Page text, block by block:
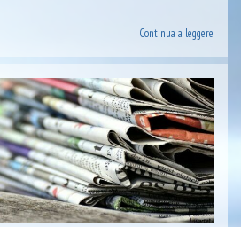
Continua a leggere